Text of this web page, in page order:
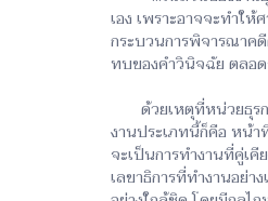
เอง เพราะอาจจะทำใ
กระบวนการพิจารณาค
ทบของคำวินิจฉัย ตลอ
ด้วยเหตุที่หน่วยธุรกา
งานประเภทนี้ก็คือ หน้า
จะเป็นการทำงานที่คู่เ
เลขาธิการที่ทำงานอย่า